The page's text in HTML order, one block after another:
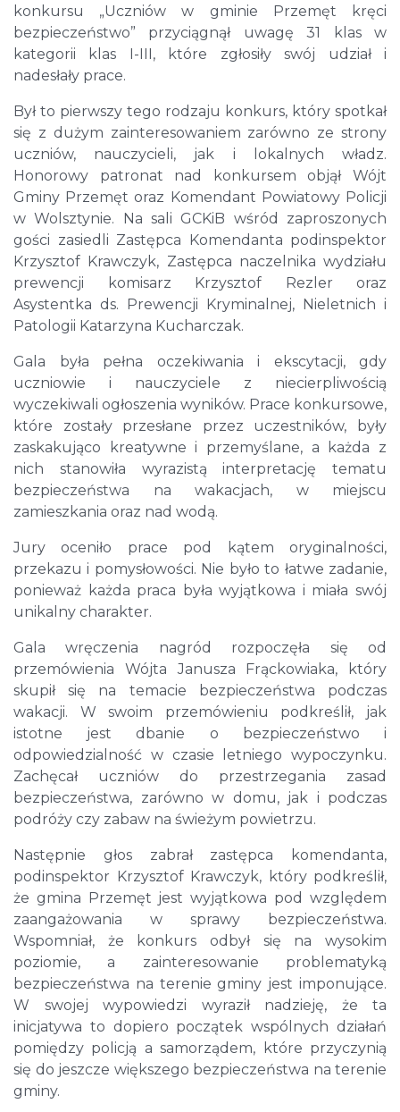
konkursu „Uczniów w gminie Przemęt kręci
bezpieczeństwo” przyciągnął uwagę 31 klas w
kategorii klas I-III, które zgłosiły swój udział i
nadesłały prace.
Był to pierwszy tego rodzaju konkurs, który spotkał
się z dużym zainteresowaniem zarówno ze strony
uczniów, nauczycieli, jak i lokalnych władz.
Honorowy patronat nad konkursem objął Wójt
Gminy Przemęt oraz Komendant Powiatowy Policji
w Wolsztynie. Na sali GCKiB wśród zaproszonych
gości zasiedli Zastępca Komendanta podinspektor
Krzysztof Krawczyk, Zastępca naczelnika wydziału
prewencji komisarz Krzysztof Rezler oraz
Asystentka ds. Prewencji Kryminalnej, Nieletnich i
Patologii Katarzyna Kucharczak.
Gala była pełna oczekiwania i ekscytacji, gdy
uczniowie i nauczyciele z niecierpliwością
wyczekiwali ogłoszenia wyników. Prace konkursowe,
które zostały przesłane przez uczestników, były
zaskakująco kreatywne i przemyślane, a każda z
nich stanowiła wyrazistą interpretację tematu
bezpieczeństwa na wakacjach, w miejscu
zamieszkania oraz nad wodą.
Jury oceniło prace pod kątem oryginalności,
przekazu i pomysłowości. Nie było to łatwe zadanie,
ponieważ każda praca była wyjątkowa i miała swój
unikalny charakter.
Gala wręczenia nagród rozpoczęła się od
przemówienia Wójta Janusza Frąckowiaka, który
skupił się na temacie bezpieczeństwa podczas
wakacji. W swoim przemówieniu podkreślił, jak
istotne jest dbanie o bezpieczeństwo i
odpowiedzialność w czasie letniego wypoczynku.
Zachęcał uczniów do przestrzegania zasad
bezpieczeństwa, zarówno w domu, jak i podczas
podróży czy zabaw na świeżym powietrzu.
Następnie głos zabrał zastępca komendanta,
podinspektor Krzysztof Krawczyk, który podkreślił,
że gmina Przemęt jest wyjątkowa pod względem
zaangażowania w sprawy bezpieczeństwa.
Wspomniał, że konkurs odbył się na wysokim
poziomie, a zainteresowanie problematyką
bezpieczeństwa na terenie gminy jest imponujące.
W swojej wypowiedzi wyraził nadzieję, że ta
inicjatywa to dopiero początek wspólnych działań
pomiędzy policją a samorządem, które przyczynią
się do jeszcze większego bezpieczeństwa na terenie
gminy.